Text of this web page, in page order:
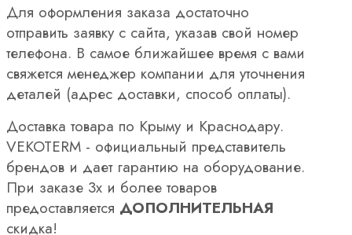
Для оформления заказа достаточно
отправить заявку с сайта, указав свой номер
телефона. В самое ближайшее время с вами
свяжется менеджер компании для уточнения
деталей (адрес доставки, способ оплаты).
Доставка товара по Крыму и Краснодару.
VEKOTERM - официальный представитель
брендов и дает гарантию на оборудование.
При заказе 3х и более товаров
предоставляется ДОПОЛНИТЕЛЬНАЯ
скидка!